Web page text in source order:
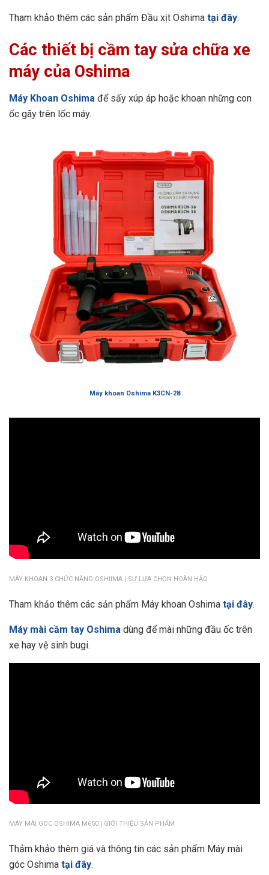
Tham khảo thêm các sản phẩm Đầu xịt Oshima tại đây.
Các thiết bị cầm tay sửa chữa xe
máy của Oshima
Máy Khoan Oshima để sấy xúp áp hoặc khoan những con
ốc gãy trên lốc máy.
Máy khoan Oshima K3CN-28
MÁY KHOAN 3 CHỨC NĂNG OSHIIMA | SỰ LỰA CHỌN HOÀN HẢO
Tham khảo thêm các sản phẩm Máy khoan Oshima tại đây.
Máy mài cầm tay Oshima dùng để mài những đầu ốc trên
xe hay vệ sinh bugi.
MÁY MÀI GÓC OSHIMA M650 | GIỚI THIỆU SẢN PHẨM
Thảm khảo thêm giá và thông tin các sản phẩm Máy mài
góc Oshima tại đây.